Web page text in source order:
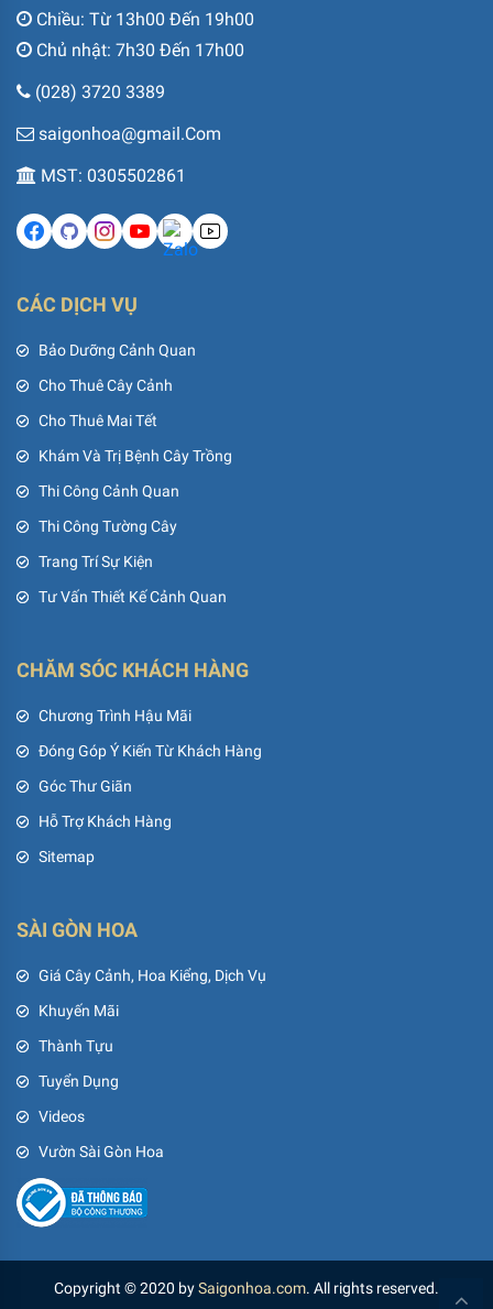
Chiều: Từ 13h00 Đến 19h00
Chủ nhật: 7h30 Đến 17h00
(028) 3720 3389
saigonhoa@gmail.Com
MST: 0305502861
CÁC DỊCH VỤ
Bảo Dưỡng Cảnh Quan
Cho Thuê Cây Cảnh
Cho Thuê Mai Tết
Khám Và Trị Bệnh Cây Trồng
Thi Công Cảnh Quan
Thi Công Tường Cây
Trang Trí Sự Kiện
Tư Vấn Thiết Kế Cảnh Quan
CHĂM SÓC KHÁCH HÀNG
Chương Trình Hậu Mãi
Đóng Góp Ý Kiến Từ Khách Hàng
Góc Thư Giãn
Hỗ Trợ Khách Hàng
Sitemap
SÀI GÒN HOA
Giá Cây Cảnh, Hoa Kiểng, Dịch Vụ
Khuyến Mãi
Thành Tựu
Tuyển Dụng
Videos
Vườn Sài Gòn Hoa
Copyright © 2020 bySaigonhoa.com. All rights reserved.